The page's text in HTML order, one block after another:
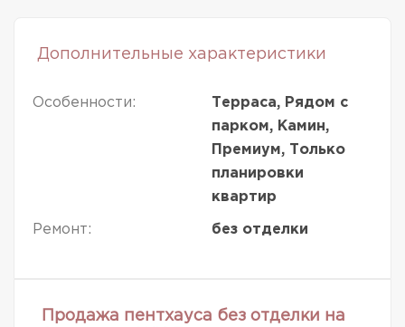
Дополнительные характеристики
Особенности:
Терраса, Рядом с
парком, Камин,
Премиум, Только
планировки
квартир
Ремонт: без отделки
Продажа пентхауса без отделки на